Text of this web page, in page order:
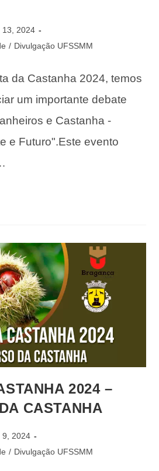
13, 2024
/ Divulgação UFSSMM
da Castanha 2024, temos
um importante debate
e Castanha -
e Futuro".Este evento
2024 –
CASTANHA
9, 2024
/ Divulgação UFSSMM